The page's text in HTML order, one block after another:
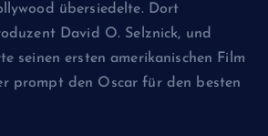
übersiedelte. Dort
David O. Selznick, und
seinen ersten amerikanischen Film
prompt den Oscar für den besten